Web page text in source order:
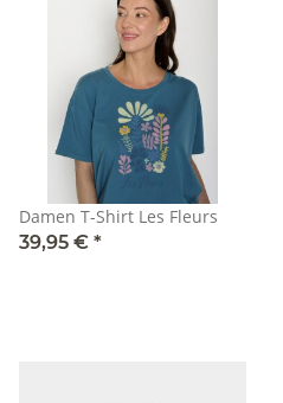
Damen T-Shirt Les Fleurs
39,95 € *